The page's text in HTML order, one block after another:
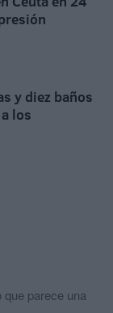
y diez baños
los
parece una